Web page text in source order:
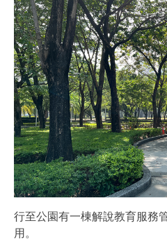
行至公園有一棟解說教育服務
用。